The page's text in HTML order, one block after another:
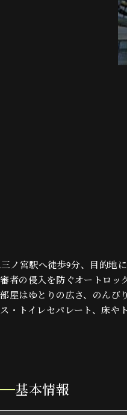
三ノ宮駅へ徒歩9分、目的地
者の侵入を防ぐオートロッ
屋はゆとりの広さ、のんび
・トイレセパレート、床や
基本情報